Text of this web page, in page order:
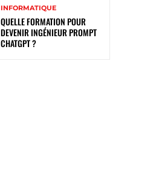
INFORMATIQUE
QUELLE FORMATION POUR
DEVENIR INGÉNIEUR PROMPT
CHATGPT ?